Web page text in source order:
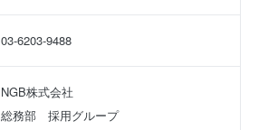
03-6203-9488
NGB株式会社
総務部　採用グループ